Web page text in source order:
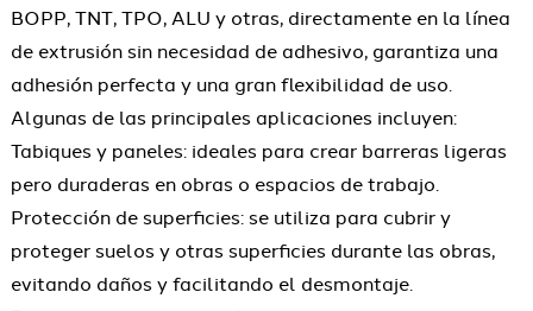
BOPP, TNT, TPO, ALU y otras, directamente en la línea
de extrusión sin necesidad de adhesivo, garantiza una
adhesión perfecta y una gran flexibilidad de uso.
Algunas de las principales aplicaciones incluyen:
Tabiques y paneles: ideales para crear barreras ligeras
pero duraderas en obras o espacios de trabajo.
Protección de superficies: se utiliza para cubrir y
proteger suelos y otras superficies durante las obras,
evitando daños y facilitando el desmontaje.